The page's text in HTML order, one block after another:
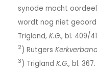
synode mocht
wordt nog niet
Trigland, K.G., bl. 409/
2) Rutgers
3) Trigland K.G., bl. 367.